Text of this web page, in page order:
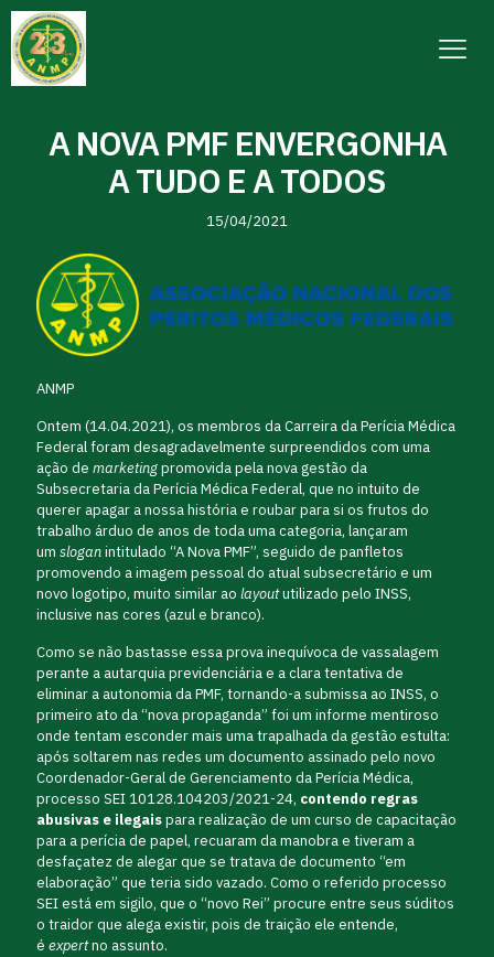
A NOVA PMF ENVERGONHA
A TUDO E A TODOS
15/04/2021
ANMP
Ontem (14.04.2021), os membros da Carreira da Perícia Médica
Federal foram desagradavelmente surpreendidos com uma
ação de marketingpromovida pela nova gestão da
Subsecretaria da Perícia Médica Federal, que no intuito de
querer apagar a nossa história e roubar para si os frutos do
trabalho árduo de anos de toda uma categoria, lançaram
um sloganintitulado “A Nova PMF”, seguido de panfletos
promovendo a imagem pessoal do atual subsecretário e um
novo logotipo, muito similar ao layoututilizado pelo INSS,
inclusive nas cores (azul e branco).
Como se não bastasse essa prova inequívoca de vassalagem
perante a autarquia previdenciária e a clara tentativa de
eliminar a autonomia da PMF, tornando-a submissa ao INSS, o
primeiro ato da “nova propaganda” foi um informe mentiroso
onde tentam esconder mais uma trapalhada da gestão estulta:
após soltarem nas redes um documento assinado pelo novo
Coordenador-Geral de Gerenciamento da Perícia Médica,
processo SEI 10128.104203/2021-24, contendo regras
abusivas e ilegaispara realização de um curso de capacitação
para a perícia de papel, recuaram da manobra e tiveram a
desfaçatez de alegar que se tratava de documento “em
elaboração” que teria sido vazado. Como o referido processo
SEI está em sigilo, que o “novo Rei” procure entre seus súditos
o traidor que alega existir, pois de traição ele entende,
é expertno assunto.